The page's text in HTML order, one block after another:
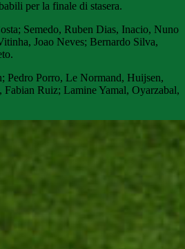
per la finale di stasera.
Semedo, Ruben Dias, Inacio, Nuno
Joao Neves; Bernardo Silva,
Pedro Porro, Le Normand, Huijsen,
Ruiz; Lamine Yamal, Oyarzabal,